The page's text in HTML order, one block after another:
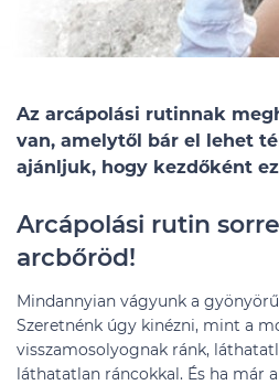
Az arcápolási rutinnak
van, amelytől bár el lehet
ajánljuk, hogy kezdőként
Arcápolási rutin
arcbőröd!
Mindannyian vágyunk a
Szeretnénk úgy kinézni, mint a
visszamosolyognak ránk,
láthatatlan ráncokkal. És ha már